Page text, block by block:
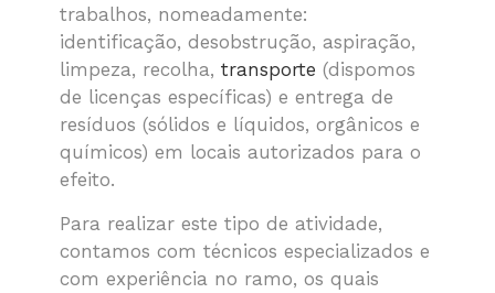
trabalhos, nomeadamente:
identificação, desobstrução, aspiração,
limpeza, recolha, transporte (dispomos
de licenças específicas) e entrega de
resíduos (sólidos e líquidos, orgânicos e
químicos) em locais autorizados para o
efeito.
Para realizar este tipo de atividade,
contamos com técnicos especializados e
com experiência no ramo, os quais